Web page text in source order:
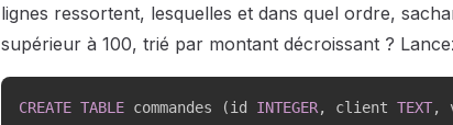
lignes ressortent, lesquelles et dans quel ordre,
supérieur à 100, trié par montant décroissant ?
CREATE TABLE commandes (id INTEGER, client TEXT,